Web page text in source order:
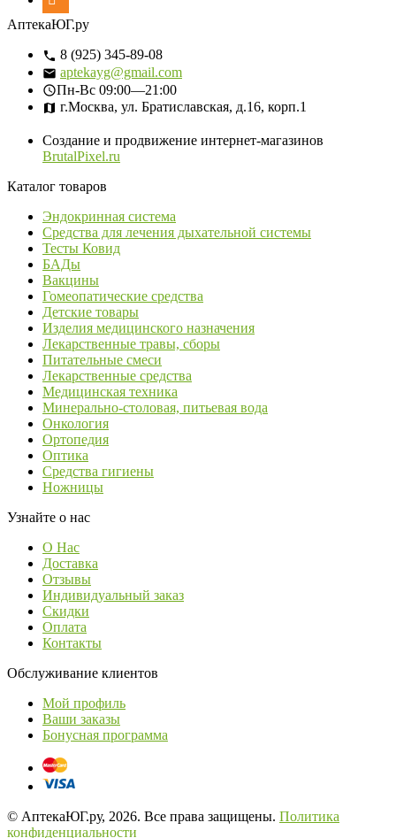
АптекаЮГ.ру
8 (925) 345-89-08
aptekayg@gmail.com
Пн-Вс 09:00—21:00
г.Москва, ул. Братиславская, д.16, корп.1
Создание и продвижение интернет-магазинов
BrutalPixel.ru
Каталог товаров
Эндокринная система
Средства для лечения дыхательной системы
Тесты Ковид
БАДы
Вакцины
Гомеопатические средства
Детские товары
Изделия медицинского назначения
Лекарственные травы, сборы
Питательные смеси
Лекарственные средства
Медицинская техника
Минерально-столовая, питьевая вода
Онкология
Ортопедия
Оптика
Средства гигиены
Ножницы
Узнайте о нас
О Нас
Доставка
Отзывы
Индивидуальный заказ
Скидки
Оплата
Контакты
Обслуживание клиентов
Мой профиль
Ваши заказы
Бонусная программа
© АптекаЮГ.ру, 2026. Все права защищены. Политика
конфиденциальности